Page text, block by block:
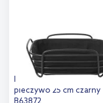
Blomus Delara koszyk na
pieczywo 25 cm czarny